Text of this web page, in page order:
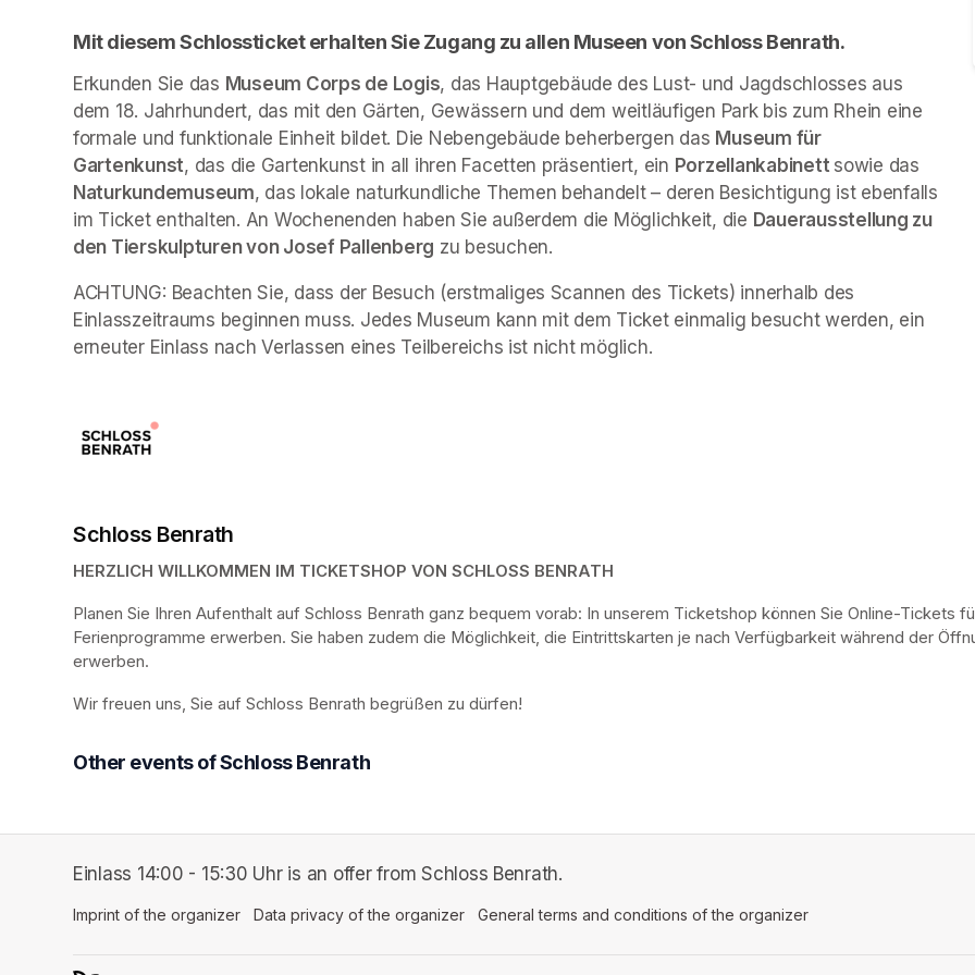
Mit diesem Schlossticket erhalten Sie Zugang zu allen Museen von Schloss Benrath.
Erkunden Sie das Museum Corps de Logis, das Hauptgebäude des Lust- und Jagdschlosses aus
dem 18. Jahrhundert, das mit den Gärten, Gewässern und dem weitläufigen Park bis zum Rhein eine
formale und funktionale Einheit bildet. Die Nebengebäude beherbergen das Museum für
Gartenkunst, das die Gartenkunst in all ihren Facetten präsentiert, ein Porzellankabinett
Naturkundemuseum, das lokale naturkundliche Themen behandelt – deren Besichtigung ist ebenfalls
im Ticket enthalten. An Wochenenden haben Sie außerdem die Möglichkeit, die Dauerausstellung zu
den Tierskulpturen von Josef Pallenberg zu besuchen.
ACHTUNG: Beachten Sie, dass der Besuch (erstmaliges Scannen des Tickets) innerhalb des
Einlasszeitraums beginnen muss. Jedes Museum kann mit dem Ticket einmalig besucht werden, ein
erneuter Einlass nach Verlassen eines Teilbereichs ist nicht möglich.
Schloss Benrath
HERZLICH WILLKOMMEN IM TICKETSHOP VON SCHLOSS BENRATH
Planen Sie Ihren Aufenthalt auf Schloss Benrath ganz bequem vorab: In unserem Ticketshop können Sie Online-Tickets
Ferienprogramme erwerben. Sie haben zudem die Möglichkeit, die Eintrittskarten je nach Verfügbarkeit während der
erwerben.
Wir freuen uns, Sie auf Schloss Benrath begrüßen zu dürfen!
Other events of Schloss Benrath
Einlass 14:00 - 15:30 Uhr is an offer from Schloss Benrath.
Imprint of the organizer (opens in a new tab)
Data privacy of the organizer (opens in a new tab)
General terms and conditions of the organizer